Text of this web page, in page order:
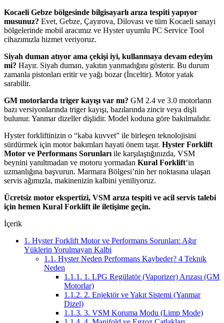
Kocaeli Gebze bölgesinde bilgisayarlı arıza tespiti yapıyor
musunuz? Evet, Gebze, Çayırova, Dilovası ve tüm Kocaeli sanayi
bölgelerinde mobil aracımız ve Hyster uyumlu PC Service Tool
cihazımızla hizmet veriyoruz.
Siyah duman atıyor ama çekişi iyi, kullanmaya devam edeyim
mi? Hayır. Siyah duman, yakıtın yanmadığını gösterir. Bu durum
zamanla pistonları eritir ve yağı bozar (İnceltir). Motor yatak
sarabilir.
GM motorlarda triger kayışı var mı? GM 2.4 ve 3.0 motorların
bazı versiyonlarında triger kayışı, bazılarında zincir veya dişli
bulunur. Yanmar dizeller dişlidir. Model koduna göre bakılmalıdır.
Hyster forkliftinizin o “kaba kuvvet” ile birleşen teknolojisini
sürdürmek için motor bakımları hayati önem taşır. Hyster Forklift
Motor ve Performans Sorunları ile karşılaştığınızda, VSM
beynini yanıltmadan ve motoru yormadan Kural Forklift‘in
uzmanlığına başvurun. Marmara Bölgesi’nin her noktasına ulaşan
servis ağımızla, makinenizin kalbini yeniliyoruz.
Ücretsiz motor ekspertizi, VSM arıza tespiti ve acil servis talebi
için hemen Kural Forklift ile iletişime geçin.
İçerik
1. Hyster Forklift Motor ve Performans Sorunları: Ağır
Yüklerin Yorulmayan Kalbi
1.1. Hyster Neden Performans Kaybeder? 4 Teknik
Neden
1.1.1. 1. LPG Regülatör (Vaporizer) Arızası (GM
Motorlar)
1.1.2. 2. Enjektör ve Yakıt Sistemi (Yanmar
Dizel)
1.1.3. 3. VSM Koruma Modu (Limp Mode)